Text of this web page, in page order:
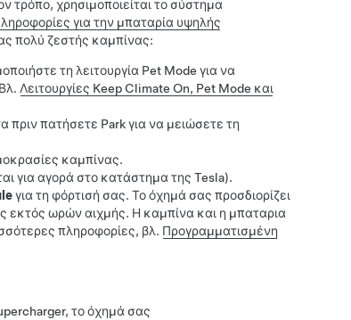
χρησιμοποιείται το σύστημα
για την μπαταρία υψηλής
πολύ ζεστής καμπίνας:
τη λειτουργία Pet Mode για να
Λειτουργίες Keep Climate On, Pet Mode και
πριν πατήσετε Park για να μειώσετε τη
καμπίνας.
για αγορά στο κατάστημα της Tesla).
για τη φόρτισή σας. Το όχημά σας προσδιορίζει
εκτός ωρών αιχμής. Η καμπίνα και η μπαταρια
πληροφορίες, βλ. Προγραμματισμένη
το όχημά σας